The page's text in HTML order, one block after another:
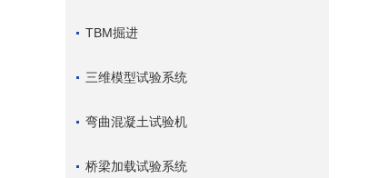
TBM掘进
三维模型试验系统
弯曲混凝土试验机
桥梁加载试验系统